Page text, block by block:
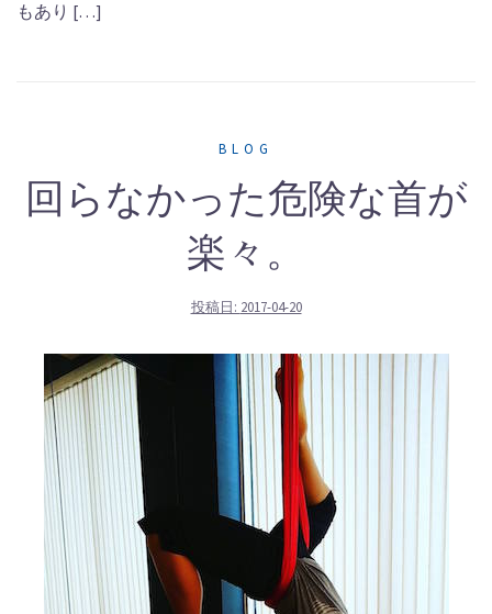
もあり […]
BLOG
回らなかった危険な首が
楽々。
投稿日: 2017-04-20